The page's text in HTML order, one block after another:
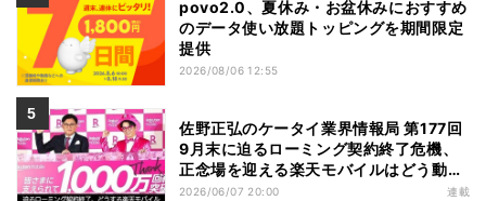
povo2.0、夏休み・お盆休みにおすすめ
のデータ使い放題トッピングを期間限定
提供
2026/08/06 12:55
佐野正弘のケータイ業界情報局 第177回
9月末に迫るローミング契約終了危機、
正念場を迎える楽天モバイルはどう動
く？
2026/06/07 20:00 連載